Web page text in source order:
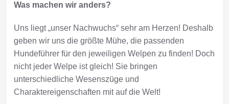
Was machen wir anders?
Uns liegt „unser Nachwuchs“ sehr am Herzen! Deshalb
geben wir uns die größte Mühe, die passenden
Hundeführer für den jeweiligen Welpen zu finden! Doch
nicht jeder Welpe ist gleich! Sie bringen
unterschiedliche Wesenszüge und
Charaktereigenschaften mit auf die Welt!